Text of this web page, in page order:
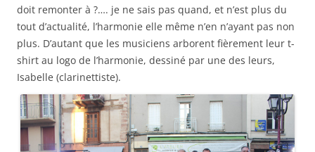
doit remonter à ?…. je ne sais pas quand, et n’est plus du
tout d’actualité, l’harmonie elle même n’en n’ayant pas non
plus. D’autant que les musiciens arborent fièrement leur t-
shirt au logo de l’harmonie, dessiné par une des leurs,
Isabelle (clarinettiste).